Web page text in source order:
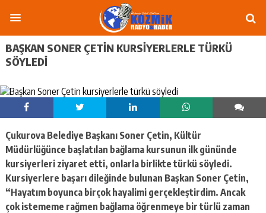
BAŞKAN SONER ÇETIN KURSIYERLERLE TÜRKÜ
SÖYLEDI
Çukurova Belediye Başkanı Soner Çetin, Kültür
Müdürlüğünce başlatılan bağlama kursunun ilk gününde
kursiyerleri ziyaret etti, onlarla birlikte türkü söyledi.
Kursiyerlere başarı dileğinde bulunan Başkan Soner Çetin,
“Hayatım boyunca birçok hayalimi gerçekleştirdim. Ancak
çok istememe rağmen bağlama öğrenmeye bir türlü zaman